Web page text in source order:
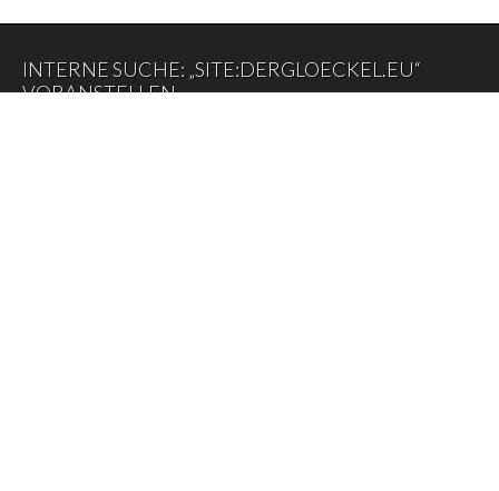
INTERNE SUCHE: „SITE:DERGLOECKEL.EU“
VORANSTELLEN